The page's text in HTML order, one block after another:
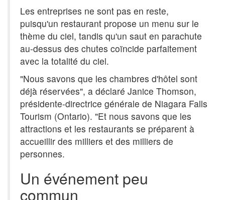
Les entreprises ne sont pas en reste,
puisqu'un restaurant propose un menu sur le
thème du ciel, tandis qu'un saut en parachute
au-dessus des chutes coïncide parfaitement
avec la totalité du ciel.
"Nous savons que les chambres d'hôtel sont
déjà réservées", a déclaré Janice Thomson,
présidente-directrice générale de Niagara Falls
Tourism (Ontario). "Et nous savons que les
attractions et les restaurants se préparent à
accueillir des milliers et des milliers de
personnes.
Un événement peu
commun